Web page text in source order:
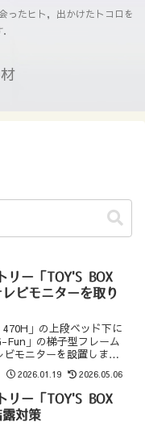
ったヒト，出かけたトコロを
リー「TOY'S BOX
ビモニターを取り
470H」の上段ベッド下に
Fun」の梯子型フレーム
ビモニターを設置しまし
バッテリーの電源を入れ
動画が観れるようになっ
生活がかなり快適になり
2026.01.19 2026.05.06
リー「TOY'S BOX
対策